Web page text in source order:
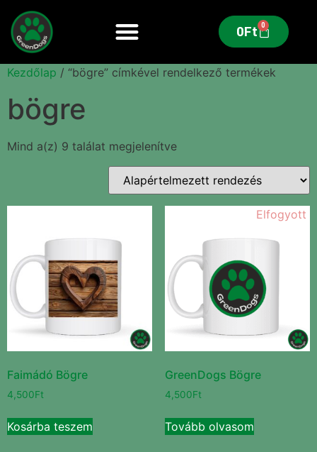
0Ft 0
Kezdőlap / “bögre” címkével rendelkező termékek
bögre
Mind a(z) 9 találat megjelenítve
Faimádó Bögre
4,500Ft
Kosárba teszem
Elfogyott
GreenDogs Bögre
4,500Ft
Tovább olvasom